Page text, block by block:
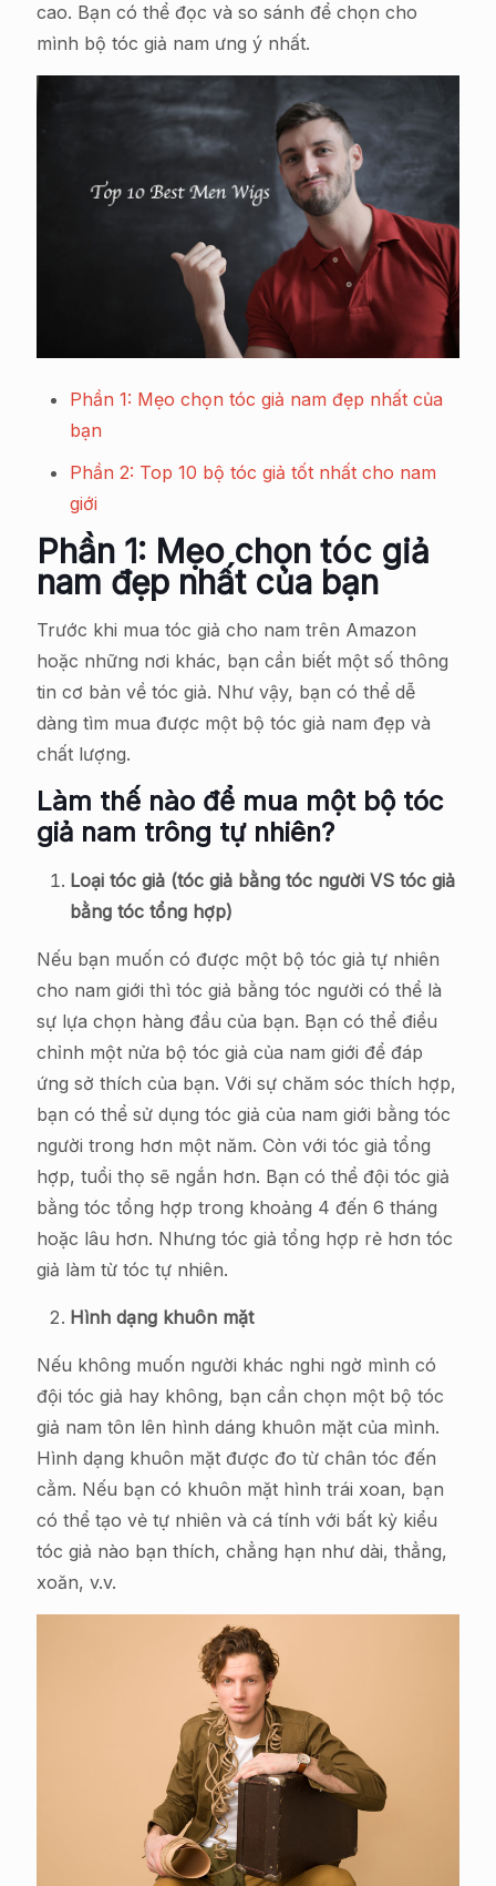
cao. Bạn có thể đọc và so sánh để chọn cho
mình bộ tóc giả nam ưng ý nhất.
Phần 1: Mẹo chọn tóc giả nam đẹp nhất của
bạn
Phần 2: Top 10 bộ tóc giả tốt nhất cho nam
giới
Phần 1: Mẹo chọn tóc giả
nam đẹp nhất của bạn
Trước khi mua tóc giả cho nam trên Amazon
hoặc những nơi khác, bạn cần biết một số thông
tin cơ bản về tóc giả. Như vậy, bạn có thể dễ
dàng tìm mua được một bộ tóc giả nam đẹp và
chất lượng.
Làm thế nào để mua một bộ tóc
giả nam trông tự nhiên?
Loại tóc giả (tóc giả bằng tóc người VS tóc giả
bằng tóc tổng hợp)
Nếu bạn muốn có được một bộ tóc giả tự nhiên
cho nam giới thì tóc giả bằng tóc người có thể là
sự lựa chọn hàng đầu của bạn. Bạn có thể điều
chỉnh một nửa bộ tóc giả của nam giới để đáp
ứng sở thích của bạn. Với sự chăm sóc thích hợp,
bạn có thể sử dụng tóc giả của nam giới bằng tóc
người trong hơn một năm. Còn với tóc giả tổng
hợp, tuổi thọ sẽ ngắn hơn. Bạn có thể đội tóc giả
bằng tóc tổng hợp trong khoảng 4 đến 6 tháng
hoặc lâu hơn. Nhưng tóc giả tổng hợp rẻ hơn tóc
giả làm từ tóc tự nhiên.
Hình dạng khuôn mặt
Nếu không muốn người khác nghi ngờ mình có
đội tóc giả hay không, bạn cần chọn một bộ tóc
giả nam tôn lên hình dáng khuôn mặt của mình.
Hình dạng khuôn mặt được đo từ chân tóc đến
cằm. Nếu bạn có khuôn mặt hình trái xoan, bạn
có thể tạo vẻ tự nhiên và cá tính với bất kỳ kiểu
tóc giả nào bạn thích, chẳng hạn như dài, thẳng,
xoăn, v.v.